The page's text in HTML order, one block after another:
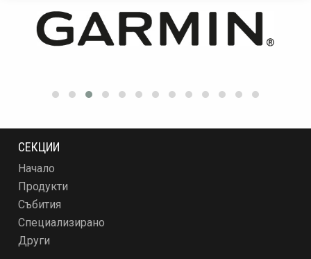
СЕКЦИИ
Начало
Продукти
Събития
Специализирано
Други